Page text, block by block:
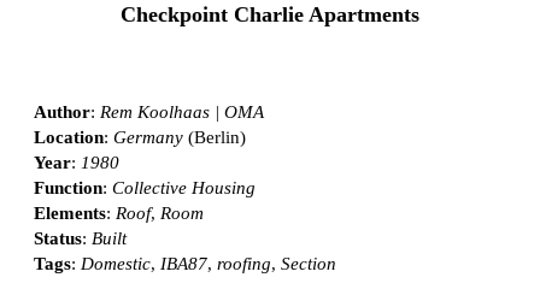
Checkpoint Charlie Apartments
Author: Rem Koolhaas | OMA
Location: Germany (Berlin)
Year: 1980
Function: Collective Housing
Elements: Roof, Room
Status: Built
Tags: Domestic, IBA87, roofing, Section